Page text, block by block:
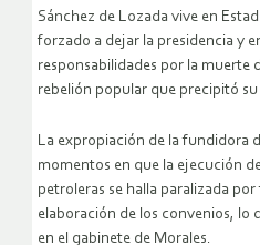
Sánchez de Lozada vive en
forzado a dejar la presidencia y
responsabilidades por la muerte
rebelión popular que precipitó su
La expropiación de la fundidora
momentos en que la ejecución
petroleras se halla paralizada por
elaboración de los convenios, lo
en el gabinete de Morales.